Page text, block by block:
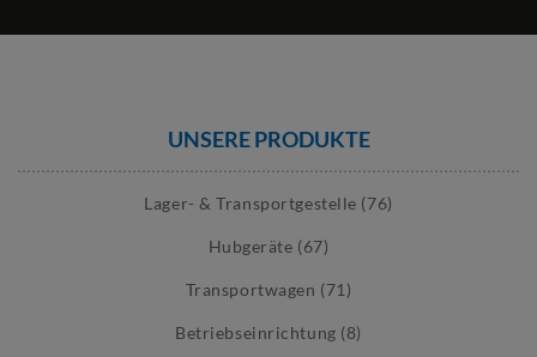
UNSERE PRODUKTE
Lager- & Transportgestelle (76)
Hubgeräte (67)
Transportwagen (71)
Betriebseinrichtung (8)